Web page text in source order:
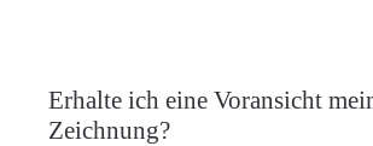
Erhalte ich eine Voransicht
Zeichnung?